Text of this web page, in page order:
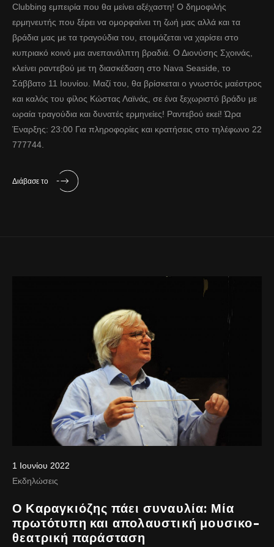
Clubbing εμπειρία που θα μείνει αξέχαστη! Ο δημοφιλής
ερμηνευτής που ξέρει να ομορφαίνει τη ζωή μας αλλά και τα
βράδια μας με τα τραγούδια του, ετοιμάζεται να χαρίσει στο
κυπριακό κοινό μια ανεπανάλπτη βραδιά. Ο Διονύσης Σχοινάς,
κλείνει ραντεβού με τη διασκέδαση στο Nava Seaside, το
Σάββατο 11 Ιουνίου. Μαζί του, θα βρίσκεται ο γνωστός μαέστρος
και καλός του φίλος Κώστας Λαϊνάς, σε ένα ξεχωριστό βράδυ με
ωραία τραγούδια και δυνατές ερμηνείες! Ραντεβού εκεί! Ώρα
Έναρξης: 23:00 Για πληροφορίες και κρατήσεις στο τηλέφωνο 22
777744.
Διάβασε το
1 Ιουνίου 2022
Εκδηλώσεις
Ο Καραγκιόζης πάει συναυλία: Μία
πρωτότυπη και απολαυστική μουσικο-
θεατρική παράσταση